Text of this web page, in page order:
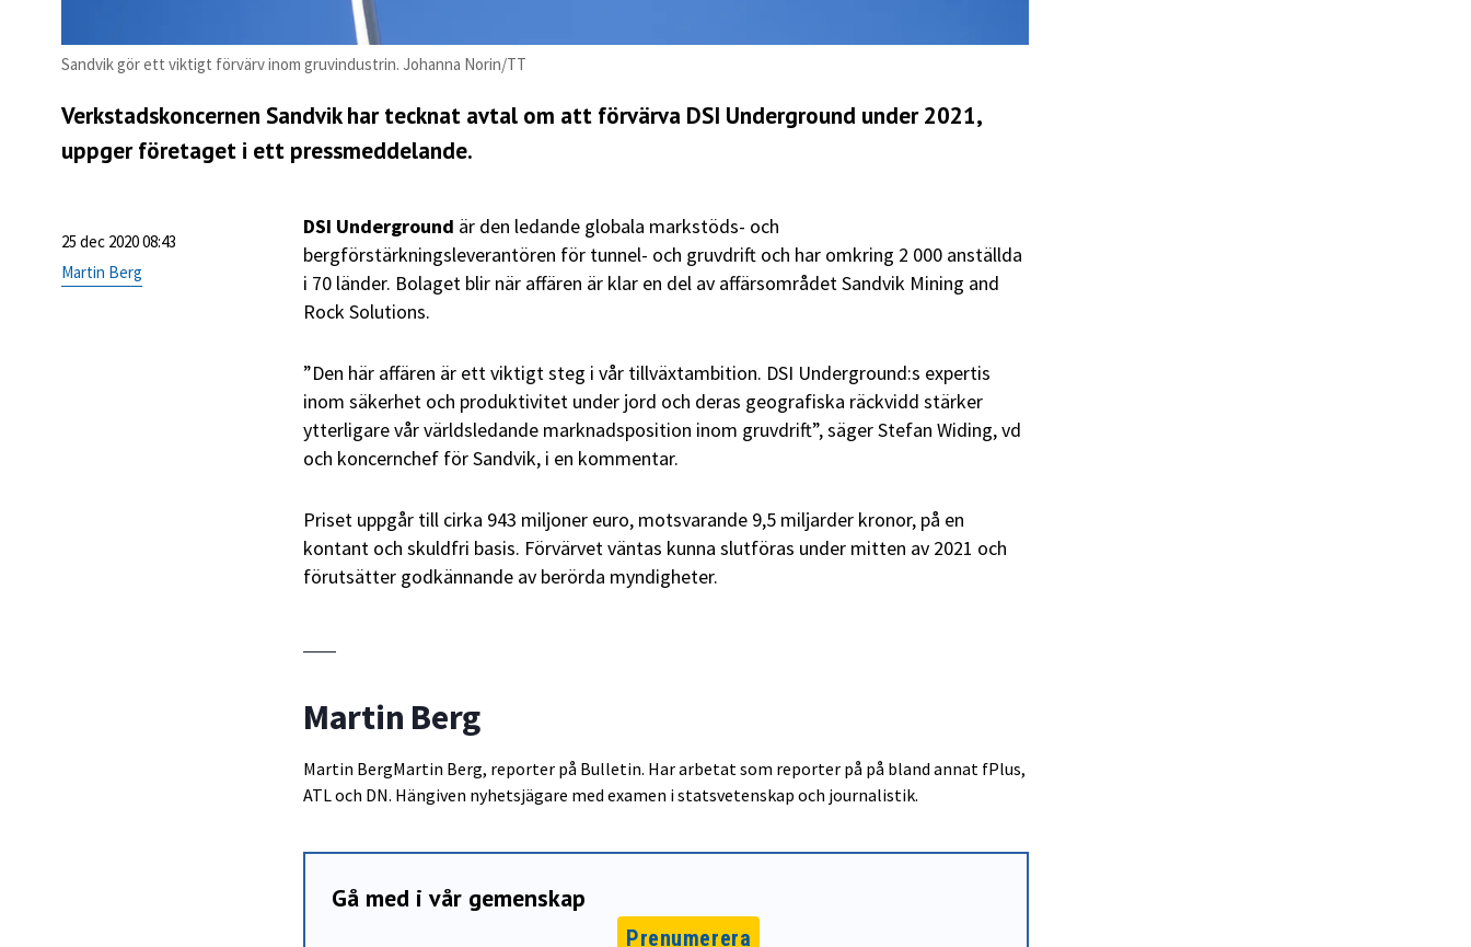
Sandvik gör ett viktigt förvärv inom gruvindustrin. Johanna Norin/TT
Verkstadskoncernen Sandvik har tecknat avtal om att förvärva DSI Underground under 2021,
uppger företaget i ett pressmeddelande.
25 dec 2020 08:43
Martin Berg
DSI Underground är den ledande globala markstöds- och
bergförstärkningsleverantören för tunnel- och gruvdrift och har omkring 2 000 anställda
i 70 länder. Bolaget blir när affären är klar en del av affärsområdet Sandvik Mining and
Rock Solutions.
”Den här affären är ett viktigt steg i vår tillväxtambition. DSI Underground:s expertis
inom säkerhet och produktivitet under jord och deras geografiska räckvidd stärker
ytterligare vår världsledande marknadsposition inom gruvdrift”, säger Stefan Widing, vd
och koncernchef för Sandvik, i en kommentar.
Priset uppgår till cirka 943 miljoner euro, motsvarande 9,5 miljarder kronor, på en
kontant och skuldfri basis. Förvärvet väntas kunna slutföras under mitten av 2021 och
förutsätter godkännande av berörda myndigheter.
Martin Berg
Martin BergMartin Berg, reporter på Bulletin. Har arbetat som reporter på på bland annat fPlus,
ATL och DN. Hängiven nyhetsjägare med examen i statsvetenskap och journalistik.
Gå med i vår gemenskap
Prenumerera